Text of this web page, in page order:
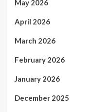
May 2026
April 2026
March 2026
February 2026
January 2026
December 2025